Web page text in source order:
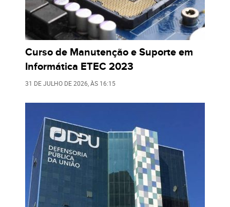
Curso de Manutenção e Suporte em
Informática ETEC 2023
31 DE JULHO DE 2026 , ÀS 16:15